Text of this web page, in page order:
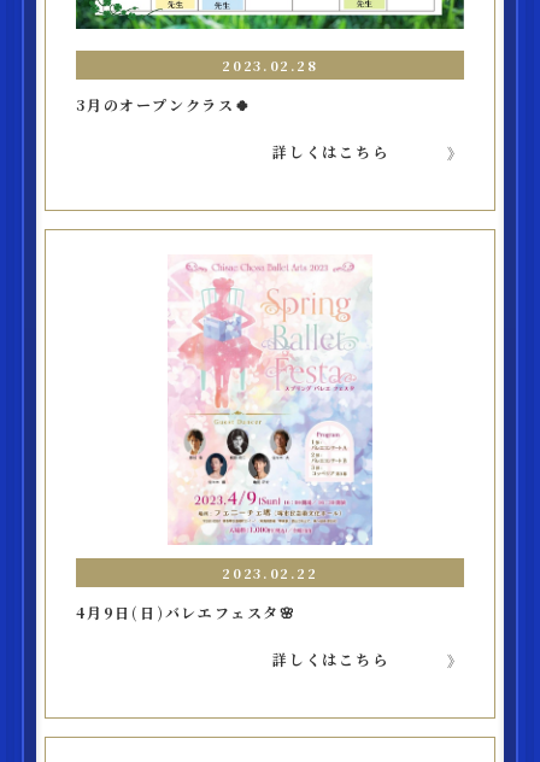
2023.02.28
3月のオープンクラス🍀
詳しくはこちら
2023.02.22
4月9日(日)バレエフェスタ🌸
詳しくはこちら